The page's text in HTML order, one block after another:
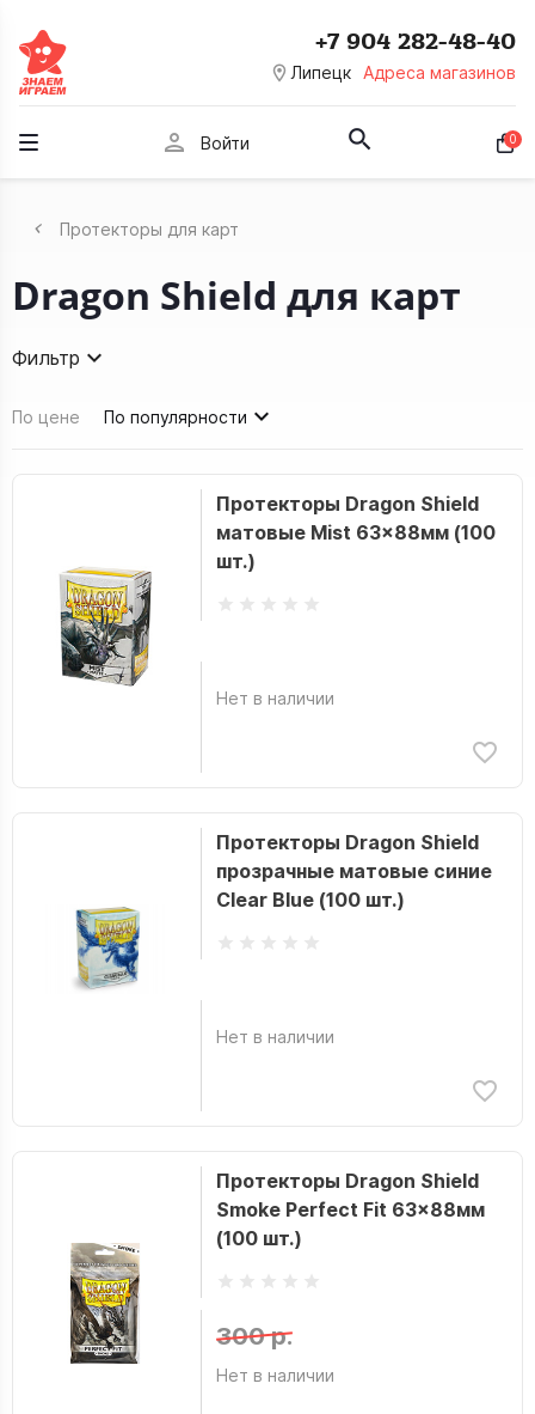
room Липецк Адреса магазинов
+7 904 282-48-40
person Войти 0
Протекторы для карт
Dragon Shield для карт
Фильтр
По цене По популярности
Протекторы Dragon Shield
матовые Mist 63x88мм (100
шт.)
Нет в наличии
Протекторы Dragon Shield
прозрачные матовые синие
Clear Blue (100 шт.)
Нет в наличии
Протекторы Dragon Shield
Smoke Perfect Fit 63x88мм
(100 шт.)
300 р.
Нет в наличии